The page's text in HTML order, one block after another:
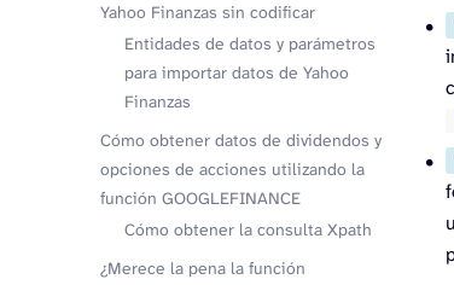
Yahoo Finanzas sin codificar
Entidades de datos y parámetros
para importar datos de Yahoo
Finanzas
Cómo obtener datos de dividendos y
opciones de acciones utilizando la
función GOOGLEFINANCE
Cómo obtener la consulta Xpath
¿Merece la pena la función